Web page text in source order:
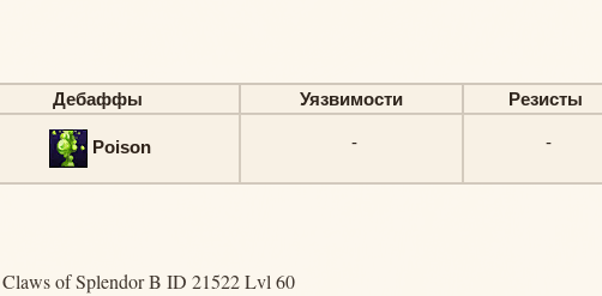
Дебаффы Уязвимости Резисты
Poison - -
Claws of Splendor B ID 21522 Lvl 60